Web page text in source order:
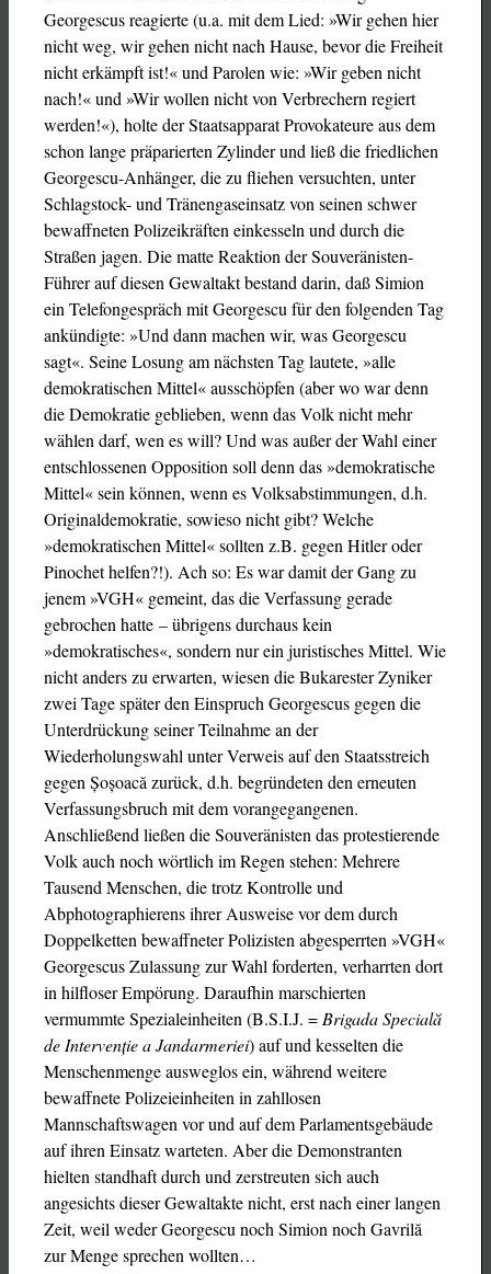
Georgescus reagierte (u.a. mit dem Lied: »Wir gehen hier
nicht weg, wir gehen nicht nach Hause, bevor die Freiheit
nicht erkämpft ist!« und Parolen wie: »Wir geben nicht
nach!« und »Wir wollen nicht von Verbrechern regiert
werden!«), holte der Staatsapparat Provokateure aus dem
schon lange präparierten Zylinder und ließ die friedlichen
Georgescu-Anhänger, die zu fliehen versuchten, unter
Schlagstock- und Tränengaseinsatz von seinen schwer
bewaffneten Polizeikräften einkesseln und durch die
Straßen jagen. Die matte Reaktion der Souveränisten-
Führer auf diesen Gewaltakt bestand darin, daß Simion
ein Telefongespräch mit Georgescu für den folgenden Tag
ankündigte: »Und dann machen wir, was Georgescu
sagt«. Seine Losung am nächsten Tag lautete, »alle
demokratischen Mittel« ausschöpfen (aber wo war denn
die Demokratie geblieben, wenn das Volk nicht mehr
wählen darf, wen es will? Und was außer der Wahl einer
entschlossenen Opposition soll denn das »demokratische
Mittel« sein können, wenn es Volksabstimmungen, d.h.
Originaldemokratie, sowieso nicht gibt? Welche
»demokratischen Mittel« sollten z.B. gegen Hitler oder
Pinochet helfen?!). Ach so: Es war damit der Gang zu
jenem »VGH« gemeint, das die Verfassung gerade
gebrochen hatte – übrigens durchaus kein
»demokratisches«, sondern nur ein juristisches Mittel. Wie
nicht anders zu erwarten, wiesen die Bukarester Zyniker
zwei Tage später den Einspruch Georgescus gegen die
Unterdrückung seiner Teilnahme an der
Wiederholungswahl unter Verweis auf den Staatsstreich
gegen Șoșoacă zurück, d.h. begründeten den erneuten
Verfassungsbruch mit dem vorangegangenen.
Anschließend ließen die Souveränisten das protestierende
Volk auch noch wörtlich im Regen stehen: Mehrere
Tausend Menschen, die trotz Kontrolle und
Abphotographierens ihrer Ausweise vor dem durch
Doppelketten bewaffneter Polizisten abgesperrten »VGH«
Georgescus Zulassung zur Wahl forderten, verharrten dort
in hilfloser Empörung. Daraufhin marschierten
vermummte Spezialeinheiten (B.S.I.J. =Brigada Specială
de Intervenție a Jandarmeriei) auf und kesselten die
Menschenmenge ausweglos ein, während weitere
bewaffnete Polizeieinheiten in zahllosen
Mannschaftswagen vor und auf dem Parlamentsgebäude
auf ihren Einsatz warteten. Aber die Demonstranten
hielten standhaft durch und zerstreuten sich auch
angesichts dieser Gewaltakte nicht, erst nach einer langen
Zeit, weil weder Georgescu noch Simion noch Gavrilă
zur Menge sprechen wollten…